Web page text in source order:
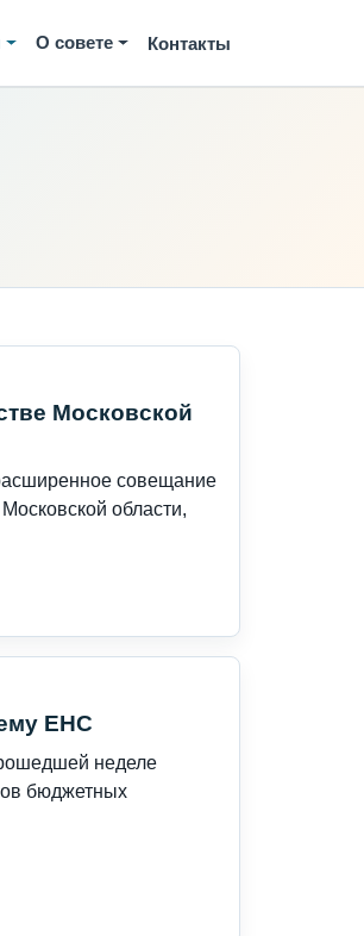
О совете Контакты
Московской
совещание
области,
ЕНС
неделе
бюджетных